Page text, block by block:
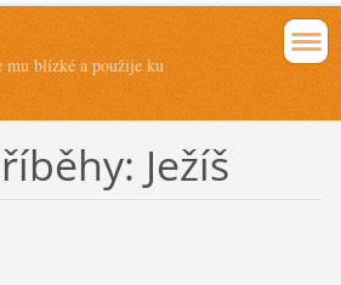
mu blízké a použije ku
Ježíš